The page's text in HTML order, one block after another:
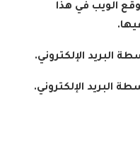
الويب في هذا
البريد الإلكتروني.
البريد الإلكتروني.